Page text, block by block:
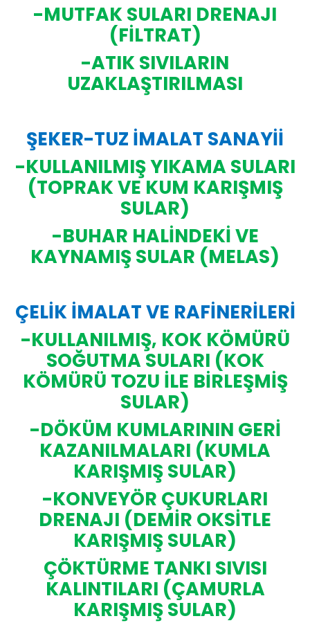
-MUTFAK SULARI DRENAJI
(FİLTRAT)
-ATIK SIVILARIN
UZAKLAŞTIRILMASI
ŞEKER-TUZ İMALAT SANAYİİ
-KULLANILMIŞ YIKAMA SULARI
(TOPRAK VE KUM KARIŞMIŞ
SULAR)
-BUHAR HALİNDEKİ VE
KAYNAMIŞ SULAR (MELAS)
ÇELİK İMALAT VE RAFİNERİLERİ
-KULLANILMIŞ, KOK KÖMÜRÜ
SOĞUTMA SULARI (KOK
KÖMÜRÜ TOZU İLE BİRLEŞMİŞ
SULAR)
-DÖKÜM KUMLARININ GERİ
KAZANILMALARI (KUMLA
KARIŞMIŞ SULAR)
-KONVEYÖR ÇUKURLARI
DRENAJI (DEMİR OKSİTLE
KARIŞMIŞ SULAR)
ÇÖKTÜRME TANKI SIVISI
KALINTILARI (ÇAMURLA
KARIŞMIŞ SULAR)